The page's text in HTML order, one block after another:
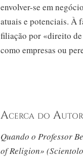
envolver-se em
atuais e potenciais. À
filiação por «direito
como empresas ou
Acerca do Autor
Quando o Professor
of Religion»